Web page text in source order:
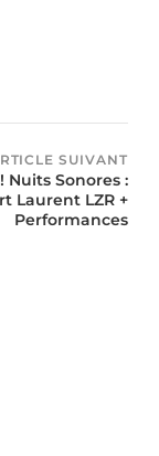
SUIVANT
Nuits Sonores :
Laurent LZR +
Performances